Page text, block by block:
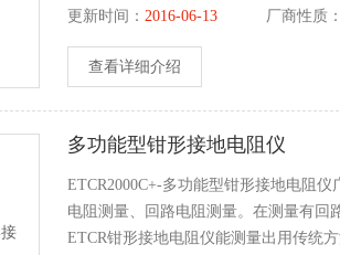
更新时间：2016-06-13 厂商性质
查看详细介绍
多功能型钳形接地电阻仪
ETCR2000C+-多功能型钳形接地电阻
电阻测量、回路电阻测量。在测量有回
ETCR钳形接地电阻仪能测量出用传统